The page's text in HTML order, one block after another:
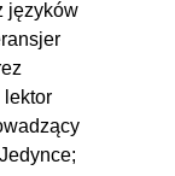
języków
lektor